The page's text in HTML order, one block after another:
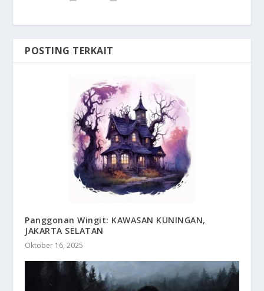
POSTING TERKAIT
Panggonan Wingit: KAWASAN KUNINGAN,
JAKARTA SELATAN
Oktober 16, 2025